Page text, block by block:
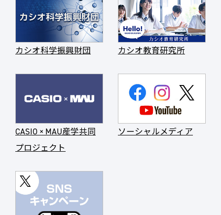
カシオ科学振興財団 カシオ教育研究所
CASIO × MAU産学共同
プロジェクト
ソーシャルメディア